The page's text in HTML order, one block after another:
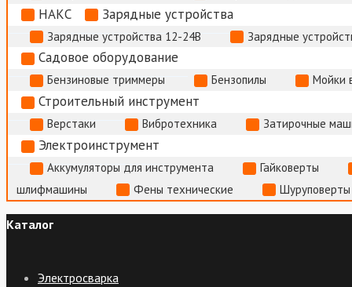
НАКС Зарядные устройства
Зарядные устройства 12-24В Зарядные
Садовое оборудование
Бензиновые триммеры Бензопилы Мойки
Строительный инструмент
Верстаки Вибротехника Затирочные
Электроинструмент
Аккумуляторы для инструмента
Гайковерты
шлифмашины
Фены технические
Каталог
Электросварка